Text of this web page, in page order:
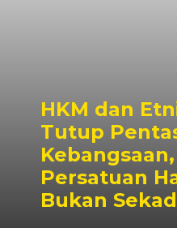
HKM dan
Tutup
Persatuan
Bukan